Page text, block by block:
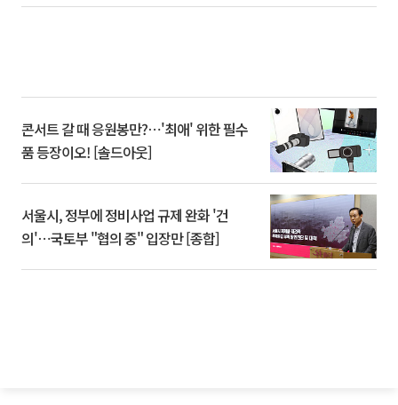
콘서트 갈 때 응원봉만?⋯'최애' 위한 필수
품 등장이오! [솔드아웃]
서울시, 정부에 정비사업 규제 완화 '건
의'⋯국토부 "협의 중" 입장만 [종합]